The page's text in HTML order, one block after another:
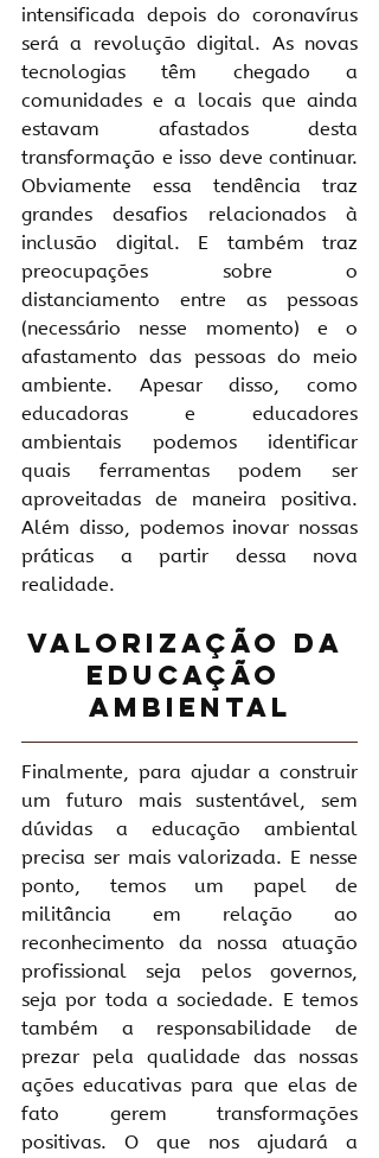
intensificada depois do coronavírus
será a revolução digital. As novas
tecnologias têm chegado a
comunidades e a locais que ainda
estavam afastados desta
transformação e isso deve continuar.
Obviamente essa tendência traz
grandes desafios relacionados à
inclusão digital. E também traz
preocupações sobre o
distanciamento entre as pessoas
(necessário nesse momento) e o
afastamento das pessoas do meio
ambiente. Apesar disso, como
educadoras e educadores
ambientais podemos identificar
quais ferramentas podem ser
aproveitadas de maneira positiva.
Além disso, podemos inovar nossas
práticas a partir dessa nova
realidade.
Valorização da
educação
ambiental
Finalmente, para ajudar a construir
um futuro mais sustentável, sem
dúvidas a educação ambiental
precisa ser mais valorizada. E nesse
ponto, temos um papel de
militância em relação ao
reconhecimento da nossa atuação
profissional seja pelos governos,
seja por toda a sociedade. E temos
também a responsabilidade de
prezar pela qualidade das nossas
ações educativas para que elas de
fato gerem transformações
positivas. O que nos ajudará a